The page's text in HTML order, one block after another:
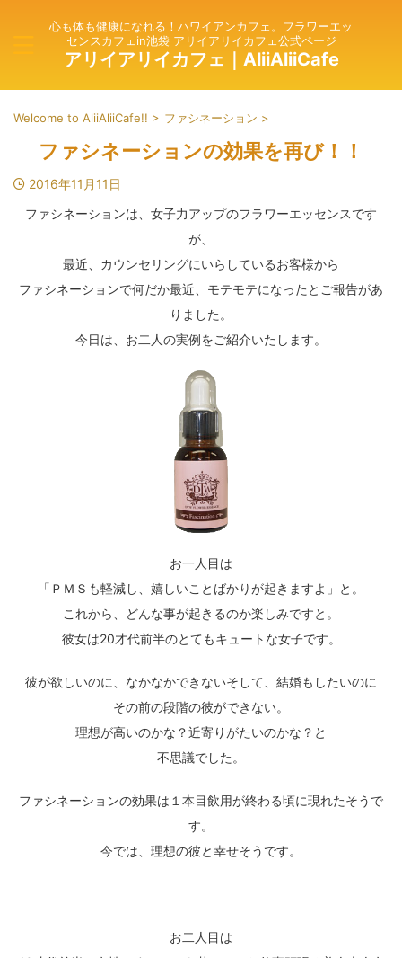
心も体も健康になれる！ハワイアンカフェ。フラワーエッ
センスカフェin池袋 アリイアリイカフェ公式ページ
アリイアリイカフェ｜AliiAliiCafe
Welcome to AliiAliiCafe!! > ファシネーション >
ファシネーションの効果を再び！！
2016年11月11日
ファシネーションは、女子力アップのフラワーエッセンスです
が、
最近、カウンセリングにいらしているお客様から
ファシネーションで何だか最近、モテモテになったとご報告があ
りました。
今日は、お二人の実例をご紹介いたします。
お一人目は
「ＰＭＳも軽減し、嬉しいことばかりが起きますよ」と。
これから、どんな事が起きるのか楽しみですと。
彼女は20才代前半のとてもキュートな女子です。
彼が欲しいのに、なかなかできないそして、結婚もしたいのに
その前の段階の彼ができない。
理想が高いのかな？近寄りがたいのかな？と
不思議でした。
ファシネーションの効果は１本目飲用が終わる頃に現れたそうで
す。
今では、理想の彼と幸せそうです。
お二人目は